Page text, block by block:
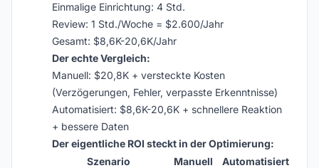
Einmalige Einrichtung: 4 Std.
Review: 1 Std./Woche = $2.600/Jahr
Gesamt: $8,6K-20,6K/Jahr
Der echte Vergleich:
Manuell: $20,8K + versteckte Kosten
(Verzögerungen, Fehler, verpasste Erkenntnisse)
Automatisiert: $8,6K-20,6K + schnellere Reaktion
+ bessere Daten
Der eigentliche ROI steckt in der Optimierung:
Szenario
Manuell Automatisiert